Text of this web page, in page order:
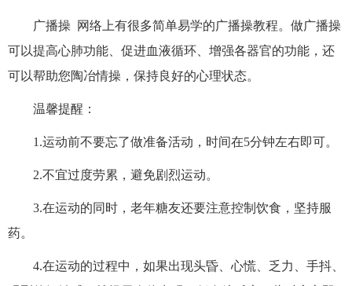
广播操 网络上有很多简单易学的广播操教程。做广播操
可以提高心肺功能、促进血液循环、增强各器官的功能，还
可以帮助您陶冶情操，保持良好的心理状态。
温馨提醒：
1.运动前不要忘了做准备活动，时间在5分钟左右即可。
2.不宜过度劳累，避免剧烈运动。
3.在运动的同时，老年糖友还要注意控制饮食，坚持服
药。
4.在运动的过程中，如果出现头昏、心慌、乏力、手抖、